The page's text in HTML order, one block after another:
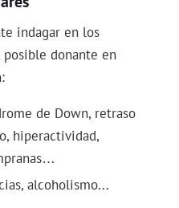
indagar en los
donante en
de Down, retraso
hiperactividad,
alcoholismo...